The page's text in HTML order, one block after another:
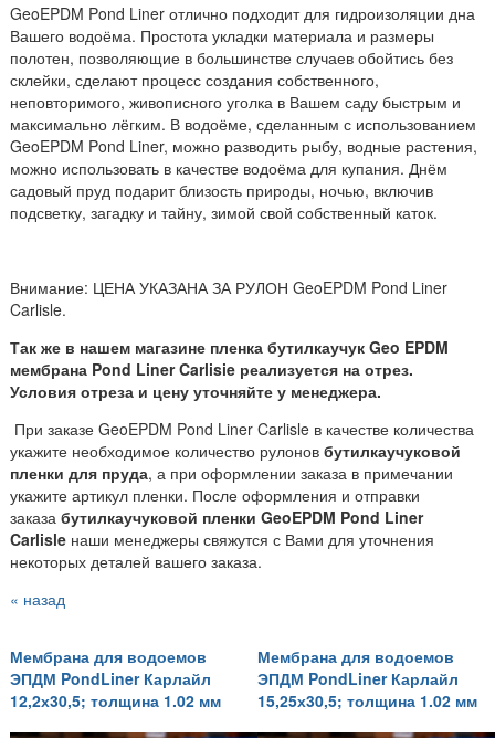
GeoEPDM Pond Liner отлично подходит для гидроизоляции дна
Вашего водоёма. Простота укладки материала и размеры
полотен, позволяющие в большинстве случаев обойтись без
склейки, сделают процесс создания собственного,
неповторимого, живописного уголка в Вашем саду быстрым и
максимально лёгким. В водоёме, сделанным с использованием
GeoEPDM Pond Liner, можно разводить рыбу, водные растения,
можно использовать в качестве водоёма для купания. Днём
садовый пруд подарит близость природы, ночью, включив
подсветку, загадку и тайну, зимой свой собственный каток.
Внимание: ЦЕНА УКАЗАНА ЗА РУЛОН GeoEPDM Pond Liner
Carlisle.
Так же в нашем магазине пленка бутилкаучук Geo EPDM
мембрана Pond Liner Carlisie реализуется на отрез.
Условия отреза и цену уточняйте у менеджера.
При заказе GeoEPDM Pond Liner Carlisle в качестве количества
укажите необходимое количество рулонов бутилкаучуковой
пленки для пруда, а при оформлении заказа в примечании
укажите артикул пленки. После оформления и отправки
заказа бутилкаучуковой пленки GeoEPDM Pond Liner
Carlisle наши менеджеры свяжутся с Вами для уточнения
некоторых деталей вашего заказа.
« назад
Мембрана для водоемов
ЭПДМ PondLiner Карлайл
12,2х30,5; толщина 1.02 мм
Мембрана для водоемов
ЭПДМ PondLiner Карлайл
15,25х30,5; толщина 1.02 мм